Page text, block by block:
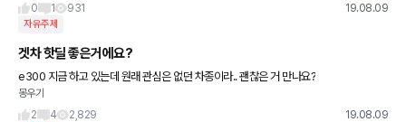
0
1 931 19.08.09
자유주제
겟차 핫딜 좋은거에요?
e300 지금 하고 있는데 원래 관심은 없던 차종이라.. 괜찮은 거 만나요?
몽우기
2
4 2,829 19.08.09